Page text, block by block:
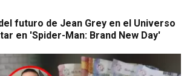
futuro de Jean Grey en el Universo
en 'Spider-Man: Brand New Day'